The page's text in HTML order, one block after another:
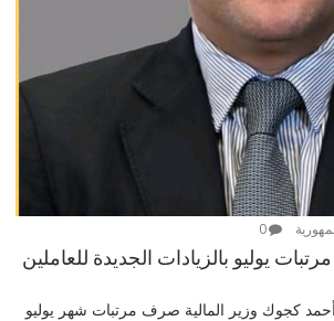
0
يوليو بالزيادات الجديدة للعاملين
كجوك وزير المالية صرف مرتبات شهر يوليو